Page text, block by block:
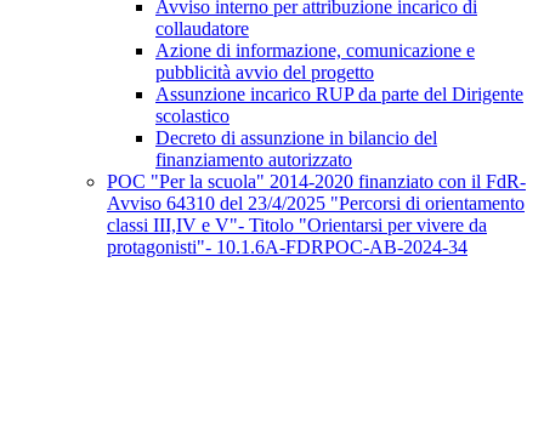
Avviso interno per attribuzione incarico di
collaudatore
Azione di informazione, comunicazione e
pubblicità avvio del progetto
Assunzione incarico RUP da parte del Dirigente
scolastico
Decreto di assunzione in bilancio del
finanziamento autorizzato
POC "Per la scuola" 2014-2020 finanziato con il FdR-
Avviso 64310 del 23/4/2025 "Percorsi di orientamento
classi III,IV e V"- Titolo "Orientarsi per vivere da
protagonisti"- 10.1.6A-FDRPOC-AB-2024-34